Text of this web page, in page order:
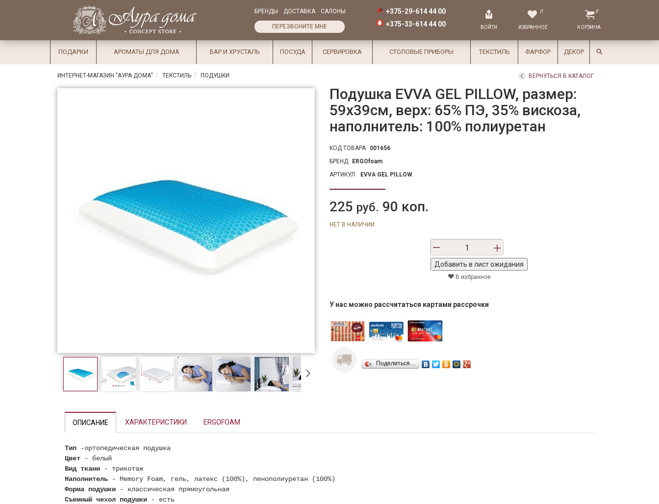
Избранное
×
СалоныДоставка
Оплата
Подарки
Ароматы
для дома
БРЕНДЫ ДОСТАВКА САЛОНЫ
ПЕРЕЗВОНИТЕ МНЕ
+375-29-614 44 00
+375-33-614 44 00
ВОЙТИ
0
ИЗБРАННОЕ
0
КОРЗИНА
ПОДАРКИ АРОМАТЫ ДЛЯ ДОМА БАР И ХРУСТАЛЬ ПОСУДА СЕРВИРОВКА СТОЛОВЫЕ ПРИБОРЫ ТЕКСТИЛЬ ФАРФОР ДЕКОР
ИНТЕРНЕТ-МАГАЗИН "АУРА ДОМА" ТЕКСТИЛЬ ПОДУШКИ ВЕРНУТЬСЯ В КАТАЛОГ
Подушка EVVA GEL PILLOW, размер:
59x39см, верх: 65% ПЭ, 35% вискоза,
наполнитель: 100% полиуретан
КОД ТОВАРА: 001656
БРЕНД: ERGOfoam
АРТИКУЛ:
EVVA GEL PILLOW
225 руб. 90 коп.
НЕТ В НАЛИЧИИ
В избранное
У нас можно рассчитаться картами рассрочки
Поделиться…
ОПИСАНИЕ ХАРАКТЕРИСТИКИ ERGOFOAM
Тип -ортопедическая подушка
Цвет - белый
Вид ткани
- трикотаж
Наполнитель - Memory Foam, гель, латекс (100%), пенополиуретан (100%)
Форма подушки - классическая прямоугольная
Съемный чехол подушки
- есть